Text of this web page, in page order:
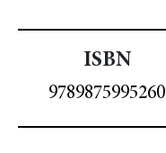
ISBN
9789875995260